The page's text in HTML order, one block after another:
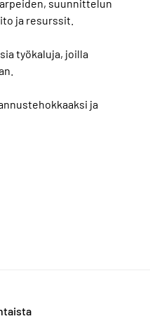
suunnittelun
ja resurssit.
työkaluja, joilla
ja